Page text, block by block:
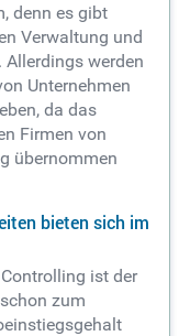
denn es gibt
Verwaltung und
werden
Unternehmen
da das
Firmen von
übernommen
bieten sich im
ist der
zum